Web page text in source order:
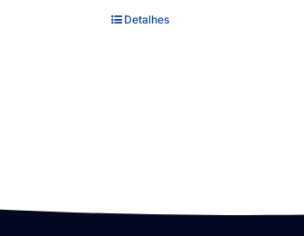
Detalhes